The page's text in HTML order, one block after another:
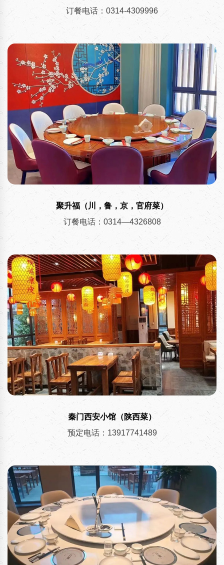
订餐电话：0314-4309996
聚升福（川，鲁，京，官府菜）
订餐电话：0314—4326808
秦门西安小馆（陕西菜）
预定电话：13917741489